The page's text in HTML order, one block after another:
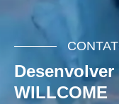
WILLCOME